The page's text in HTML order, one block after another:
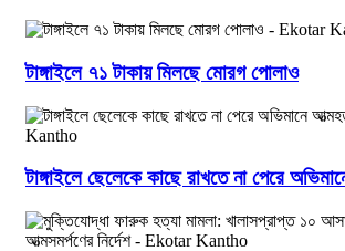
টাঙ্গাইলে ৭১ টাকায় মিলছে মোরগ পোলাও
টাঙ্গাইলে ছেলেকে কাছে রাখতে না পেরে